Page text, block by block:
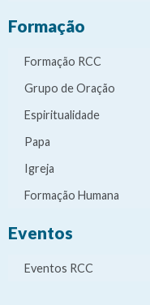
Formação
Formação RCC
Grupo de Oração
Espiritualidade
Papa
Igreja
Formação Humana
Eventos
Eventos RCC